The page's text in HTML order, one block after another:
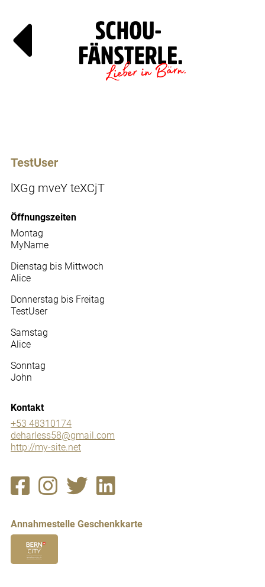
TestUser
lXGg mveY teXCjT
Öffnungszeiten
Montag
MyName
Dienstag bis Mittwoch
Alice
Donnerstag bis Freitag
TestUser
Samstag
Alice
Sonntag
John
Kontakt
+53 48310174
deharless58@gmail.com
http://my-site.net
Annahmestelle Geschenkkarte